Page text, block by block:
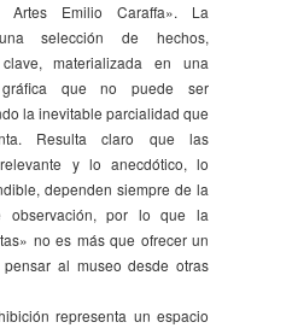
Artes Emilio Caraffa». La
selección de hechos,
materializada en una
gráfica que no puede ser
la inevitable parcialidad que
Resulta claro que las
y lo anecdótico, lo
dependen siempre de la
por lo que la
no es más que ofrecer un
al museo desde otras
representa un espacio